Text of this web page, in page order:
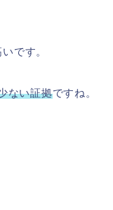
です。
ない証拠ですね。